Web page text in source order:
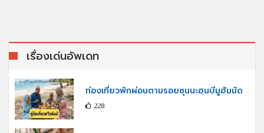
เรื่องเด่นอัพเดท
ท่องเที่ยวพักผ่อนตามรอยซุนนะฮฺนบีมูฮัมมัด
228